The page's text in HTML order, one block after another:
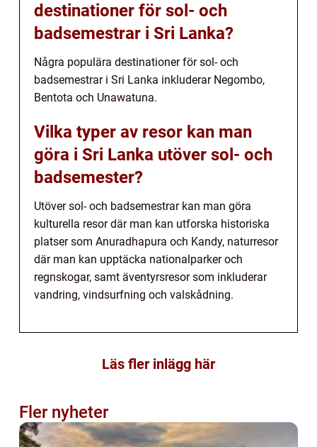
destinationer för sol- och
badsemestrar i Sri Lanka?
Några populära destinationer för sol- och
badsemestrar i Sri Lanka inkluderar Negombo,
Bentota och Unawatuna.
Vilka typer av resor kan man
göra i Sri Lanka utöver sol- och
badsemester?
Utöver sol- och badsemestrar kan man göra
kulturella resor där man kan utforska historiska
platser som Anuradhapura och Kandy, naturresor
där man kan upptäcka nationalparker och
regnskogar, samt äventyrsresor som inkluderar
vandring, vindsurfning och valskådning.
Läs fler inlägg här
Fler nyheter